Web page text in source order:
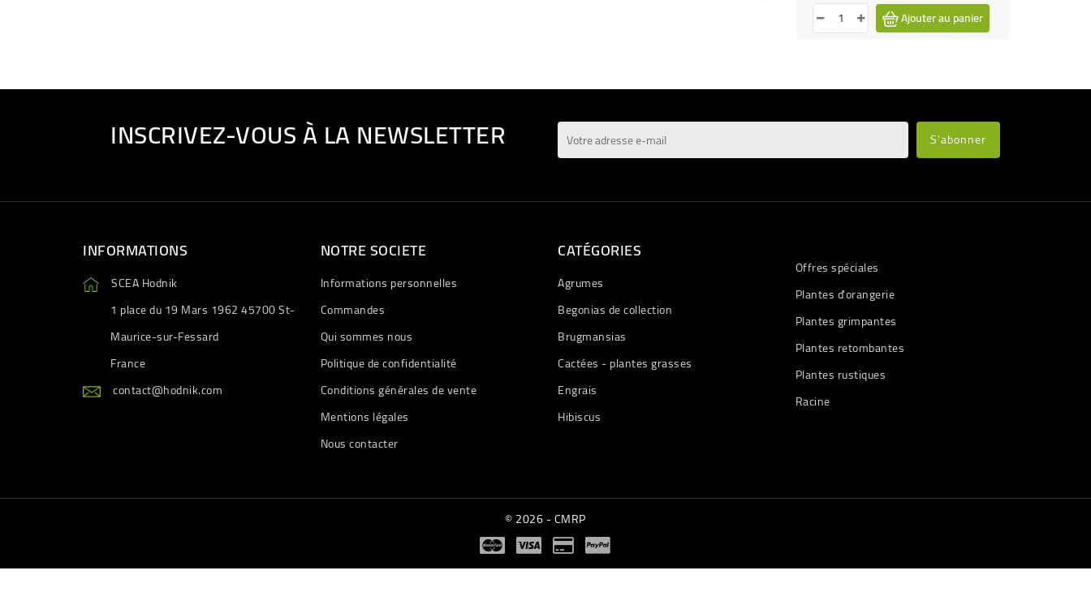
Ajouter au panier
INSCRIVEZ-VOUS À LA NEWSLETTER
INFORMATIONS
SCEA Hodnik
1 place du 19 Mars 1962 45700 St-
Maurice-sur-Fessard
France
contact@hodnik.com
NOTRE SOCIETE
Informations personnelles
Commandes
Qui sommes nous
Politique de confidentialité
Conditions générales de vente
Mentions légales
Nous contacter
CATÉGORIES
Agrumes
Begonias de collection
Brugmansias
Cactées - plantes grasses
Engrais
Hibiscus
Offres spéciales
Plantes d'orangerie
Plantes grimpantes
Plantes retombantes
Plantes rustiques
Racine
© 2026 - CMRP